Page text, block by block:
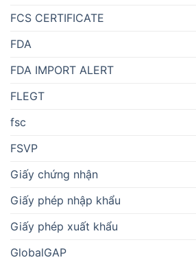
FCS CERTIFICATE
FDA
FDA IMPORT ALERT
FLEGT
fsc
FSVP
Giấy chứng nhận
Giấy phép nhập khẩu
Giấy phép xuất khẩu
GlobalGAP